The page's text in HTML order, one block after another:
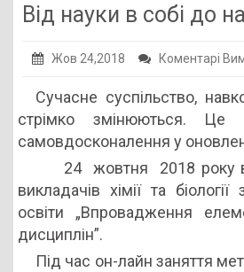
Від науки в собі до
Жов 24,2018 Коментарі
Сучасне суспільство,
стрімко змінюються. Це
самовдосконалення у
24 жовтня 2018 року
викладачів хімії та
освіти „Впровадження
дисциплін”.
Під час он-лайн заняття